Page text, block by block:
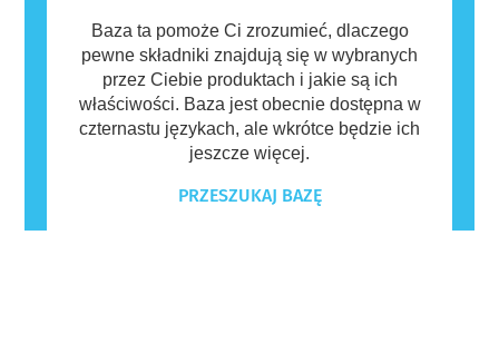
Baza ta pomoże Ci zrozumieć, dlaczego
pewne składniki znajdują się w wybranych
przez Ciebie produktach i jakie są ich
właściwości. Baza jest obecnie dostępna w
czternastu językach, ale wkrótce będzie ich
jeszcze więcej.
PRZESZUKAJ BAZĘ